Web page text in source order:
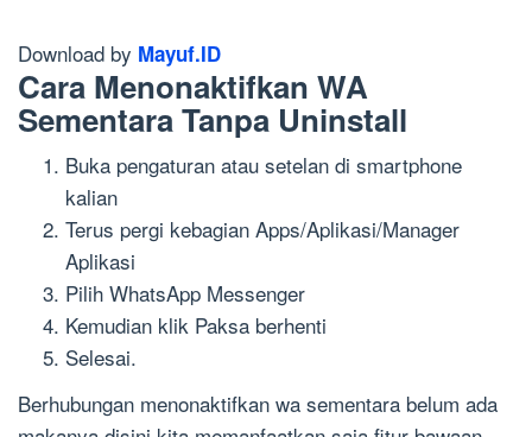
Download by Mayuf.ID
Cara Menonaktifkan WA
Sementara Tanpa Uninstall
Buka pengaturan atau setelan di smartphone
kalian
Terus pergi kebagian Apps/Aplikasi/Manager
Aplikasi
Pilih WhatsApp Messenger
Kemudian klik Paksa berhenti
Selesai.
Berhubungan menonaktifkan wa sementara belum ada